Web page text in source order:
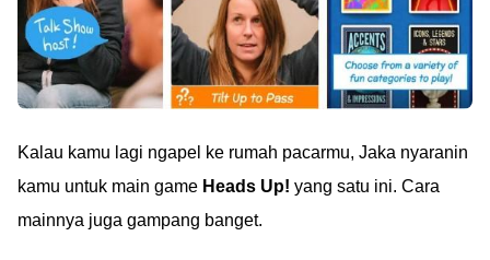
Kalau kamu lagi ngapel ke rumah pacarmu, Jaka nyaranin
kamu untuk main game Heads Up! yang satu ini. Cara
mainnya juga gampang banget.